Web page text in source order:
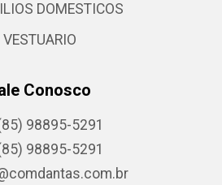
DOMESTICOS
VESTUARIO
Conosco
98895-5291
98895-5291